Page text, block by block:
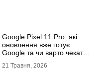
Google Pixel 11 Pro: які
оновлення вже готує
Google та чи варто чекати
21 Травня, 2026